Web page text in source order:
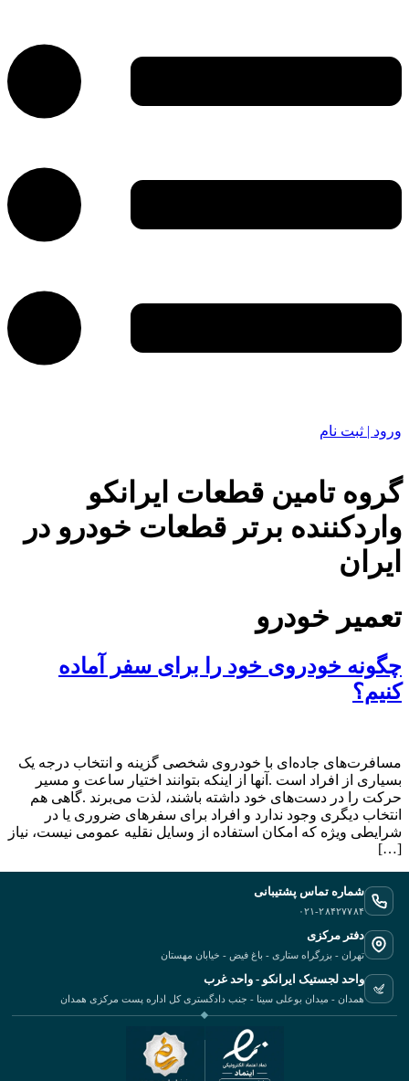
ورود | ثبت نام
گروه تامین قطعات ایرانکو
واردکننده برتر قطعات خودرو در
ایران
تعمیر خودرو
چگونه خودروی خود را برای سفر آماده
کنیم؟
[…]
شماره تماس پشتیبانی
۰۲۱-۲۸۴۲۷۷۸۴
دفتر مرکزی
تهران - بزرگراه ستاری - باغ فیض - خیابان مهستان
واحد لجستیک ایرانکو - واحد غرب
همدان - میدان بوعلی سینا - جنب دادگستری کل اداره پست مرکزی همدان